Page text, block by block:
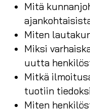
Mitä
Miten
Miksi
uutta
Mitkä
tuotiin
Miten